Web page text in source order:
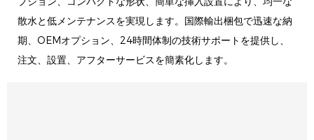
散水と低メンテナンスを実現します。国際輸出梱包で迅速な納
期、OEMオプション、24時間体制の技術サポートを提供し、
注文、設置、アフターサービスを簡素化します。